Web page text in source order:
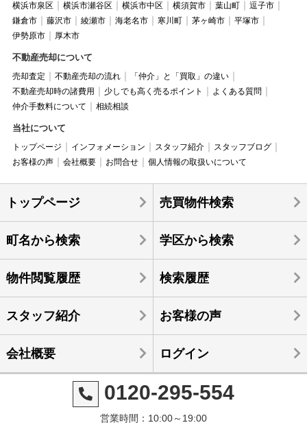
横浜市泉区
横浜市瀬谷区 横浜市中区 横須賀市 葉山町
逗子市
鎌倉市
藤沢市 綾瀬市 海老名市 寒川町 茅ヶ崎市
平塚市
伊勢原市
厚木市
不動産売却について
売却査定 不動産売却の流れ
「仲介」と「買取」の違い
不動産売却時の諸費用
少しでも高く売るポイント
よくある質問
仲介手数料について
相続相談
当社について
トップページ インフォメーション スタッフ紹介
スタッフブログ
お客様の声
会社概要 お問合せ 個人情報の取扱いについて
トップページ 売買物件検索
町名から検索 学区から検索
物件閲覧履歴 検索履歴
スタッフ紹介 お客様の声
会社概要 ログイン
0120-295-554
営業時間：10:00～19:00